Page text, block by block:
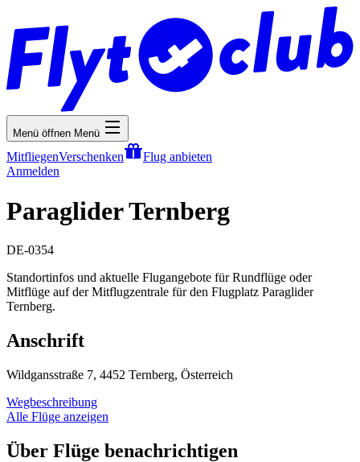
Menü öffnen Menü
MitfliegenVerschenken
Flug anbieten
Anmelden
Paraglider Ternberg
DE-0354
Standortinfos und aktuelle Flugangebote für Rundflüge oder
Mitflüge auf der Mitflugzentrale für den Flugplatz Paraglider
Ternberg.
Anschrift
Wildgansstraße 7, 4452 Ternberg, Österreich
Wegbeschreibung
Alle Flüge anzeigen
Über Flüge benachrichtigen